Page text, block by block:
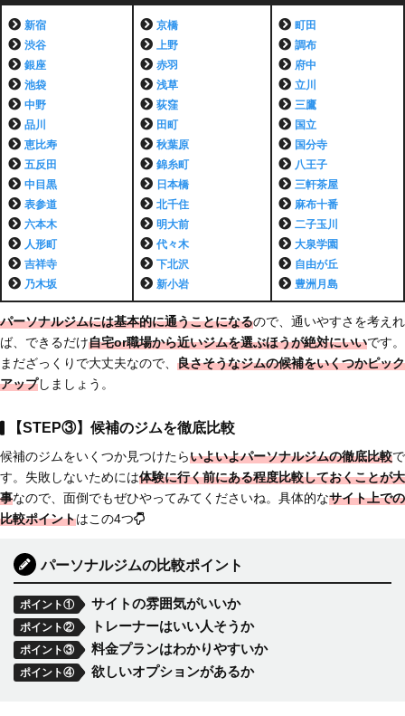
新宿
渋谷
銀座
池袋
中野
品川
恵比寿
五反田
中目黒
表参道
六本木
人形町
吉祥寺
乃木坂
京橋
上野
赤羽
浅草
荻窪
田町
秋葉原
錦糸町
日本橋
北千住
明大前
代々木
下北沢
新小岩
町田
調布
府中
立川
三鷹
国立
国分寺
八王子
三軒茶屋
麻布十番
二子玉川
大泉学園
自由が丘
豊洲月島
パーソナルジムには基本的に通うことになるので、通いやすさを考えれ
ば、できるだけ自宅or職場から近いジムを選ぶほうが絶対にいいです。
まだざっくりで大丈夫なので、 良さそうなジムの候補をいくつかピック
アップしましょう。
【STEP③】候補のジムを徹底比較
候補のジムをいくつか見つけたらいよいよパーソナルジムの徹底比較で
す。失敗しないためには体験に行く前にある程度比較しておくことが大
事なので、面倒でもぜひやってみてくださいね。具体的なサイト上での
比較ポイントはこの4つ
パーソナルジムの比較ポイント
ポイント① サイトの雰囲気がいいか
ポイント② トレーナーはいい人そうか
ポイント③ 料金プランはわかりやすいか
ポイント④ 欲しいオプションがあるか